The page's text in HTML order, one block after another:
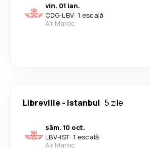
vin. 01 ian.
CDG-LBV· 1 escală
Air Maroc
Libreville - Istanbul 5 zile
sâm. 10 oct.
LBV-IST· 1 escală
Air Maroc